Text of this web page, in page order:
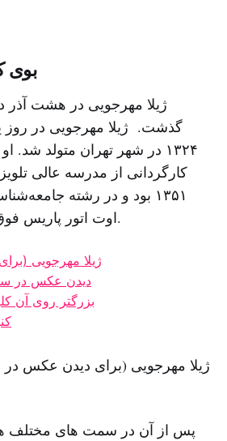
بوی
گذشت. ژیلا مهرجویی در روز
۱۳۲۴ در شهر تهران متولد
کارگردانی از مدرسه عالی
۱۳۵۱ بود و در رشته
اوت اتور پاریس فوق لیسانس گرفته بود.
ژیلا مهرجویی (برای دیدن عکس در
پس از آن در سمت های مختلف